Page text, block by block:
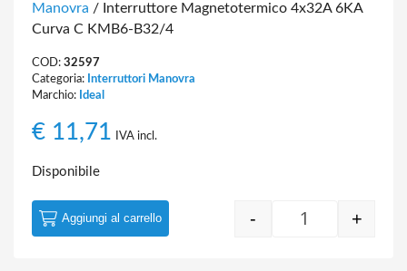
Manovra / Interruttore Magnetotermico 4x32A 6KA
Curva C KMB6-B32/4
COD: 32597
Categoria: Interruttori Manovra
Marchio: Ideal
€ 11,71 IVA incl.
Disponibile
Interruttore
- +
Aggiungi al carrello